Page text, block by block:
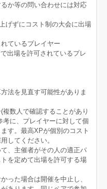
か等の問い合わせには対応
げずにコスト制の大会に出場
ているプレイヤー
出場を許可されているプレ
法を見直す可能性がありま
複数人で確認することがあり
考に、プレイヤーに対して個
す。最高XPが個別のコスト
してください。
、主催者がその人の適正パ
を定めて出場を許可する場
った場合は開催を中止し、